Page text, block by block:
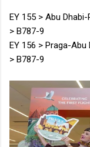
EY 155 > Abu
> B787-9
EY 156 > Praga-Abu
> B787-9